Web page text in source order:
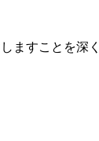
ますことを深